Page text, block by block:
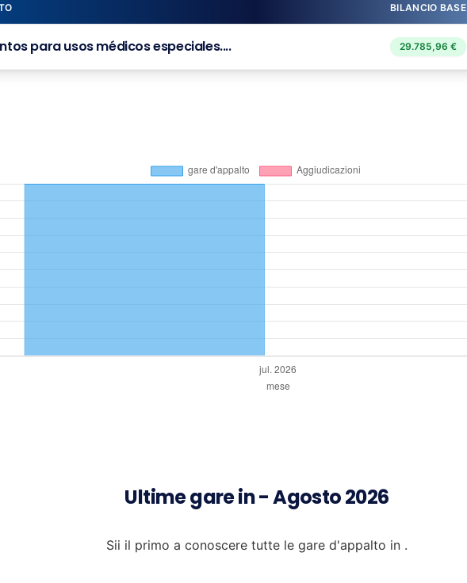
BILANCIO BASE
para usos médicos especiales.... 29.785,96 €
Ultime gare in - Agosto 2026
Sii il primo a conoscere tutte le gare d'appalto in .